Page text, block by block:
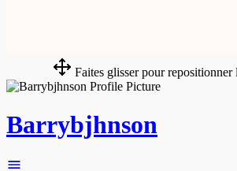
Faites glisser pour repositionner
Barrybjhnson